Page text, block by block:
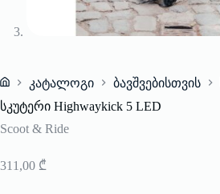
Home
კატალოგი ბავშვებისთვის
სკუტერი Highwaykick 5 LED
Scoot & Ride
311,00 ₾